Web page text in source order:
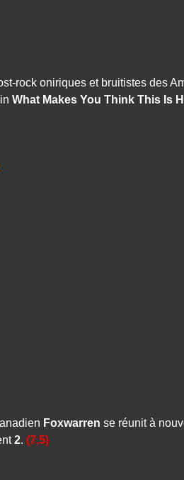
rock oniriques et bruitistes des
What Makes You Think This Is
Foxwarren se réunit à
2. (7,5)